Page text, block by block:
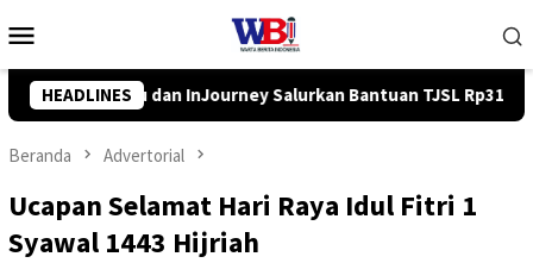
ke
Mobile
HEADLINES
Bantuan TJSL Rp319 Juta Pemkab Balangan Salurkan
Beranda Advertorial
Ucapan Selamat Hari Raya Idul Fitri 1
Syawal 1443 Hijriah